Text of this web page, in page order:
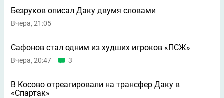
Безруков описал Даку двумя словами
Вчера, 21:05
Сафонов стал одним из худших игроков «ПСЖ»
Вчера, 20:47 3
В Косово отреагировали на трансфер Даку в
«Спартак»